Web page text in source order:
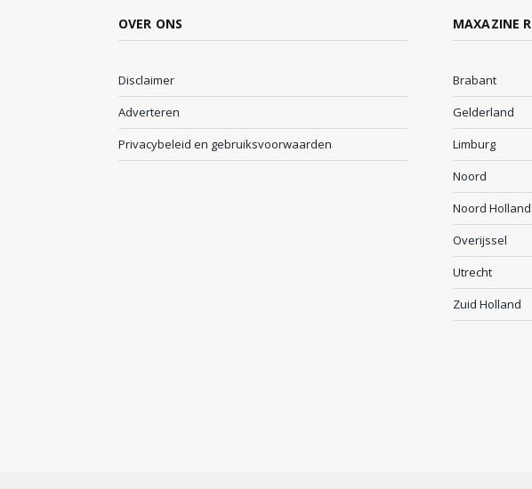
OVER ONS
Disclaimer
Adverteren
Privacybeleid en gebruiksvoorwaarden
MAXAZINE
Brabant
Gelderland
Limburg
Noord
Noord Holland
Overijssel
Utrecht
Zuid Holland